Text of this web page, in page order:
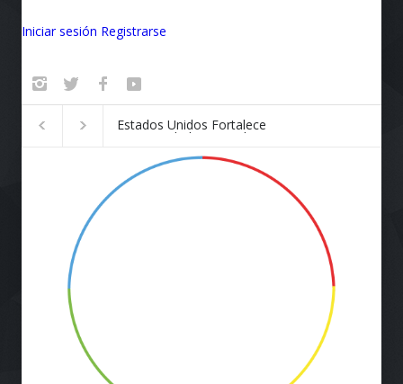
Iniciar sesión Registrarse
Badalona se convierte en el
epicentro de la innovación